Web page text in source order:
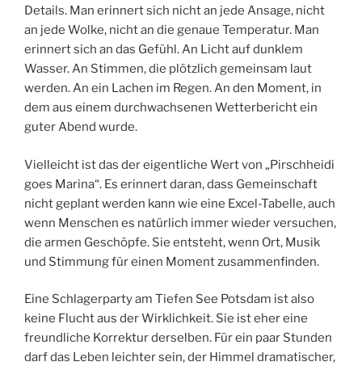
Details. Man erinnert sich nicht an jede Ansage, nicht
an jede Wolke, nicht an die genaue Temperatur. Man
erinnert sich an das Gefühl. An Licht auf dunklem
Wasser. An Stimmen, die plötzlich gemeinsam laut
werden. An ein Lachen im Regen. An den Moment, in
dem aus einem durchwachsenen Wetterbericht ein
guter Abend wurde.
Vielleicht ist das der eigentliche Wert von „Pirschheidi
goes Marina“. Es erinnert daran, dass Gemeinschaft
nicht geplant werden kann wie eine Excel-Tabelle, auch
wenn Menschen es natürlich immer wieder versuchen,
die armen Geschöpfe. Sie entsteht, wenn Ort, Musik
und Stimmung für einen Moment zusammenfinden.
Eine Schlagerparty am Tiefen See Potsdam ist also
keine Flucht aus der Wirklichkeit. Sie ist eher eine
freundliche Korrektur derselben. Für ein paar Stunden
darf das Leben leichter sein, der Himmel dramatischer,